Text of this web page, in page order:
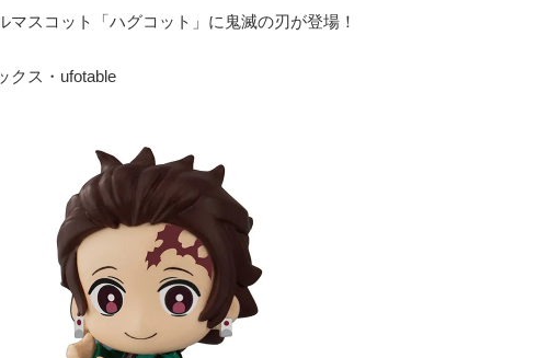
マスコット「ハグコット」に鬼滅の刃が登場！
クス・ufotable